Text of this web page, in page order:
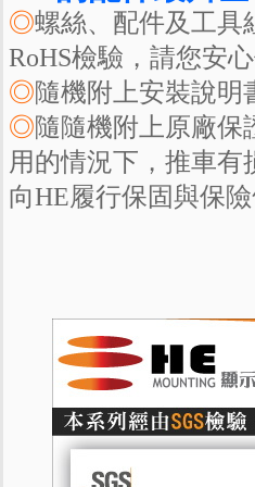
◎螺絲、配件及工具
RoHS檢驗，請您安
◎隨機附上安裝說明
◎隨隨機附上原廠保
用的情況下，推車
向HE履行保固與保